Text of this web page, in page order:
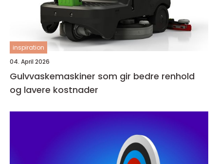
inspiration
04. April 2026
Gulvvaskemaskiner som gir bedre renhold
og lavere kostnader